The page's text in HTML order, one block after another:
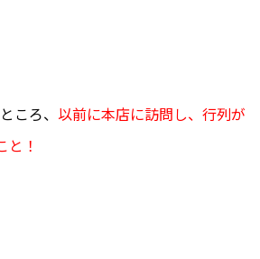
ころ、 以前に本店に訪問し、行列が
と！